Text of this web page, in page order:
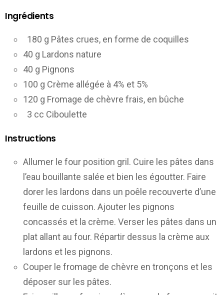
Ingrédients
180 g Pâtes crues, en forme de coquilles
40 g Lardons nature
40 g Pignons
100 g Crème allégée à 4% et 5%
120 g Fromage de chèvre frais, en bûche
3 cc Ciboulette
Instructions
Allumer le four position gril. Cuire les pâtes dans
l’eau bouillante salée et bien les égoutter. Faire
dorer les lardons dans un poêle recouverte d’une
feuille de cuisson. Ajouter les pignons
concassés et la crème. Verser les pâtes dans un
plat allant au four. Répartir dessus la crème aux
lardons et les pignons.
Couper le fromage de chèvre en tronçons et les
déposer sur les pâtes.